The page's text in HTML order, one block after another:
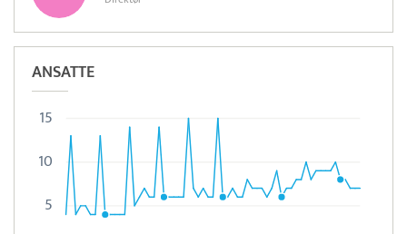
ANSATTE
5
10
15